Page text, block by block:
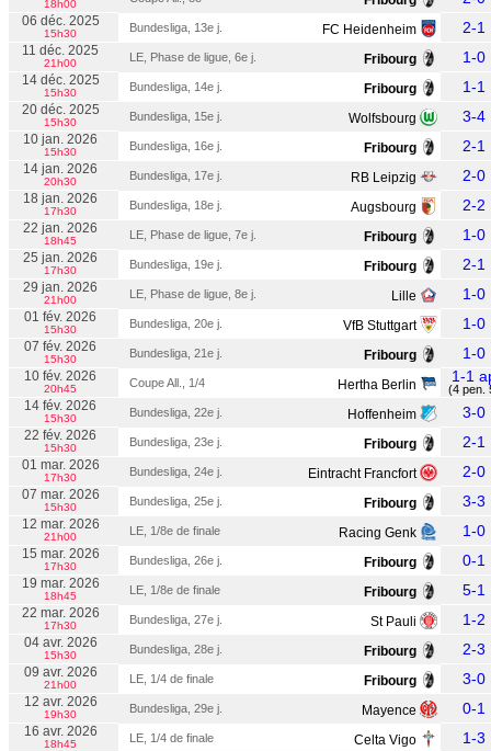
18h00
06 déc. 2025
15h30 Bundesliga, 13e j. FC Heidenheim 2-1
11 déc. 2025
21h00 LE, Phase de ligue, 6e j. Fribourg 1-0
14 déc. 2025
15h30 Bundesliga, 14e j. Fribourg 1-1
20 déc. 2025
15h30 Bundesliga, 15e j. Wolfsbourg 3-4
10 jan. 2026
15h30 Bundesliga, 16e j. Fribourg 2-1
14 jan. 2026
20h30 Bundesliga, 17e j. RB Leipzig 2-0
18 jan. 2026
17h30 Bundesliga, 18e j. Augsbourg 2-2
22 jan. 2026
18h45 LE, Phase de ligue, 7e j. Fribourg 1-0
25 jan. 2026
17h30 Bundesliga, 19e j. Fribourg 2-1
29 jan. 2026
21h00 LE, Phase de ligue, 8e j. Lille 1-0
01 fév. 2026
15h30 Bundesliga, 20e j. VfB Stuttgart 1-0
07 fév. 2026
15h30 Bundesliga, 21e j. Fribourg 1-0
10 fév. 2026
20h45 Coupe All., 1/4 Hertha Berlin 1-1
(4 pen.
14 fév. 2026
15h30 Bundesliga, 22e j. Hoffenheim 3-0
22 fév. 2026
15h30 Bundesliga, 23e j. Fribourg 2-1
01 mar. 2026
17h30 Bundesliga, 24e j. Eintracht Francfort 2-0
07 mar. 2026
15h30 Bundesliga, 25e j. Fribourg 3-3
12 mar. 2026
21h00 LE, 1/8e de finale Racing Genk 1-0
15 mar. 2026
17h30 Bundesliga, 26e j. Fribourg 0-1
19 mar. 2026
18h45 LE, 1/8e de finale Fribourg 5-1
22 mar. 2026
17h30 Bundesliga, 27e j. St Pauli 1-2
04 avr. 2026
15h30 Bundesliga, 28e j. Fribourg 2-3
09 avr. 2026
21h00 LE, 1/4 de finale Fribourg 3-0
12 avr. 2026
19h30 Bundesliga, 29e j. Mayence 0-1
16 avr. 2026
18h45 LE, 1/4 de finale Celta Vigo 1-3